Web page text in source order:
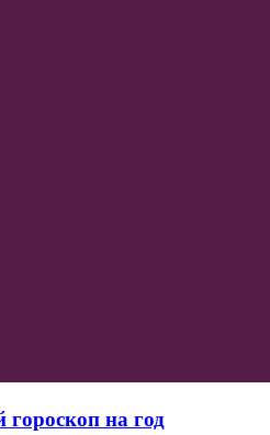
на год